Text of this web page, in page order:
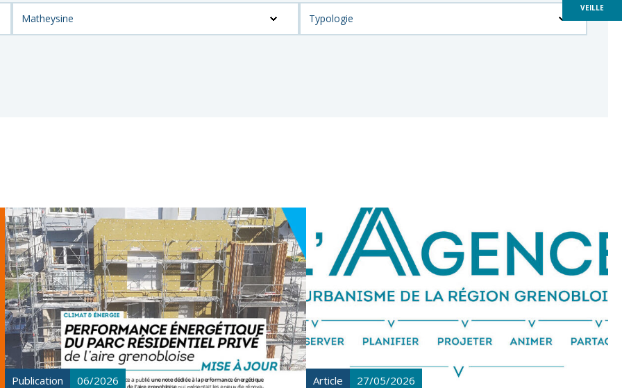
VEILLE
Publication
06/2026
Article
27/05/2026